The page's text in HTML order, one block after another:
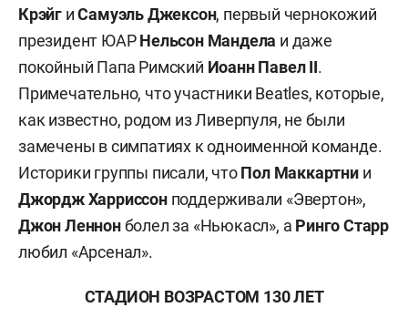
Крэйг иСамуэль Джексон, первый чернокожий
президент ЮАРНельсон Мандела и даже
покойный Папа Римский Иоанн ПавелII.
Примечательно, что участники Beatles, которые,
как известно, родом из Ливерпуля, не были
замечены в симпатиях к одноименной команде.
Историки группы писали, чтоПол Маккартнии
Джордж Харриссонподдерживали «Эвертон»,
Джон Леннонболел за «Ньюкасл», а Ринго Старр
любил «Арсенал».
СТАДИОН ВОЗРАСТОМ 130 ЛЕТ